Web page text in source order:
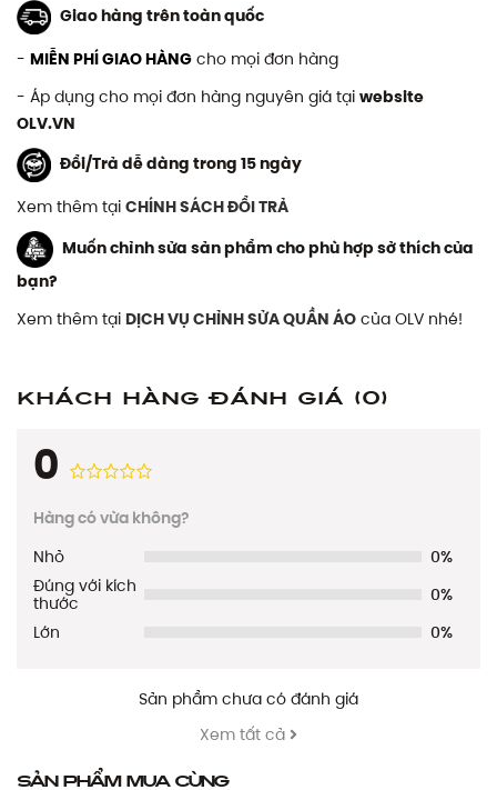
Giao hàng trên toàn quốc
- MIỄN PHÍ GIAO HÀNG cho mọi đơn hàng
- Áp dụng cho mọi đơn hàng nguyên giá tại website
OLV.VN
Đổi/Trả dễ dàng trong 15 ngày
Xem thêm tại CHÍNH SÁCH ĐỔI TRẢ
Muốn chỉnh sửa sản phẩm cho phù hợp sở thích của
bạn?
Xem thêm tại DỊCH VỤ CHỈNH SỬA QUẦN ÁO của OLV nhé!
Khách hàng đánh giá (0)
0
Hàng có vừa không?
Nhỏ
0%
Đúng với kích
thước
0%
Lớn
0%
Sản phẩm chưa có đánh giá
Xem tất cả
Sản phẩm mua cùng